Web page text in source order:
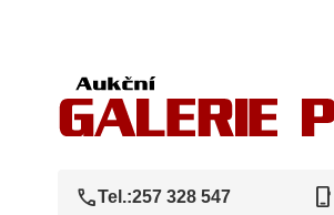
callTel.:257 328 547 phone_iphone